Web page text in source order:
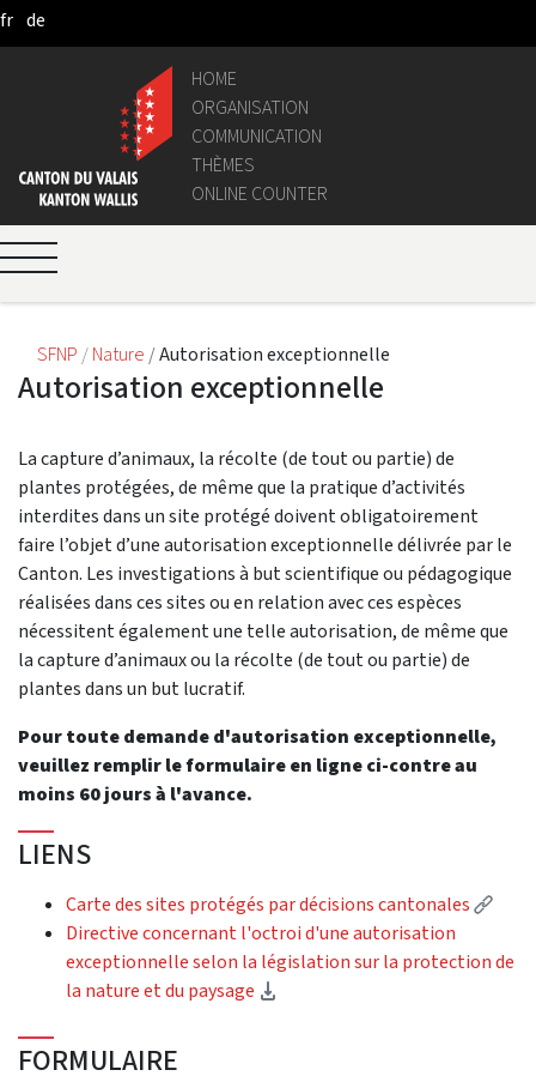
Skip to Main Content
fr de
HOME
ORGANISATION
COMMUNICATION
THÈMES
ONLINE COUNTER
SFNP Nature Autorisation exceptionnelle
Autorisation exceptionnelle
La capture d’animaux, la récolte (de tout ou partie) de
plantes protégées, de même que la pratique d’activités
interdites dans un site protégé doivent obligatoirement
faire l’objet d’une autorisation exceptionnelle délivrée par le
Canton. Les investigations à but scientifique ou pédagogique
réalisées dans ces sites ou en relation avec ces espèces
nécessitent également une telle autorisation, de même que
la capture d’animaux ou la récolte (de tout ou partie) de
plantes dans un but lucratif.
Pour toute demande d'autorisation exceptionnelle,
veuillez remplir le formulaire en ligne ci-contre au
moins 60 jours à l'avance.
LIENS
Carte des sites protégés par décisions cantonales
Directive concernant l'octroi d'une autorisation
exceptionnelle selon la législation sur la protection de
la nature et du paysage
FORMULAIRE